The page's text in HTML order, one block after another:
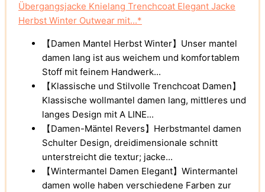
Übergangsjacke Knielang Trenchcoat Elegant Jacke
Herbst Winter Outwear mit...*
【Damen Mantel Herbst Winter】Unser mantel
damen lang ist aus weichem und komfortablem
Stoff mit feinem Handwerk...
【Klassische und Stilvolle Trenchcoat Damen】
Klassische wollmantel damen lang, mittleres und
langes Design mit A LINE...
【Damen-Mäntel Revers】Herbstmantel damen
Schulter Design, dreidimensionale schnitt
unterstreicht die textur; jacke...
【Wintermantel Damen Elegant】Wintermantel
damen wolle haben verschiedene Farben zur